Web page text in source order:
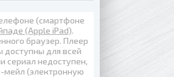
(смартфоне
(Apple iPad).
браузер. Плеер
доступны для всей
сериал недоступен,
мейл (электронную